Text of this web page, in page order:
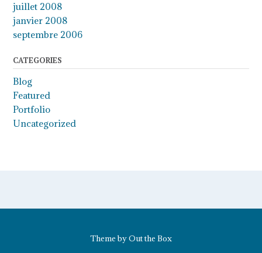
juillet 2008
janvier 2008
septembre 2006
CATEGORIES
Blog
Featured
Portfolio
Uncategorized
Theme byOut the Box